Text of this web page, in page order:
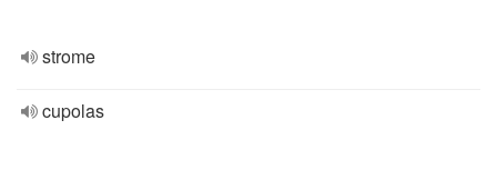
strome
cupolas